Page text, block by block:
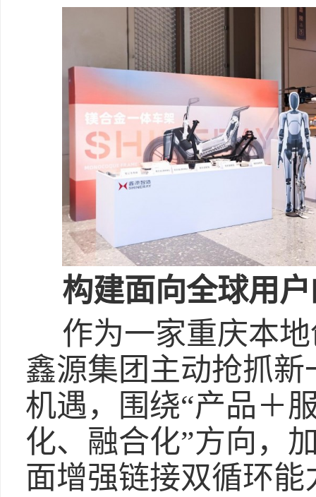
构建面向全球用
作为一家重庆本
鑫源集团主动抢抓
机遇，围绕“产品＋
化、融合化”方向，
面增强链接双循环能